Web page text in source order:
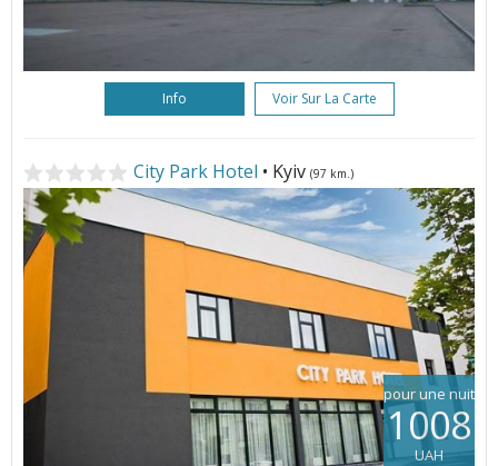
Info Voir Sur La Carte
City Park Hotel • Kyiv (97 km.)
pour une nuit
1008
UAH